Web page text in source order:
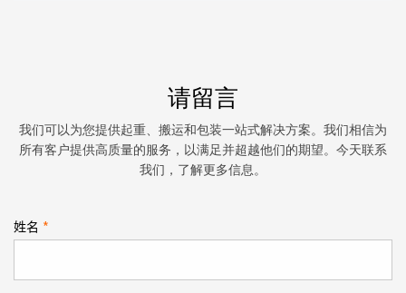
请留言
我们可以为您提供起重、搬运和包装一站式解决方案。我们相信为
所有客户提供高质量的服务，以满足并超越他们的期望。今天联系
我们，了解更多信息。
姓名 *